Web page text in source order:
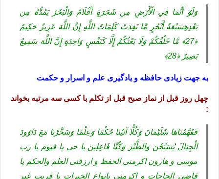
وَلَوْ أَنَّمَا فِي الْأَرْضِ مِن شَجَرَةٍ أَقْلَامٌ وَالْبَحْرُ يَمُدُّهُ مِن
بَعْدِهِسَبْعَةُ أَبْحُرٍ مَّا نَفِدَتْ كَلِمَاتُ اللَّهِ إِنَّ اللَّهَ عَزِيزٌ حَكِيمٌ
﴿27﴾ مَّا خَلْقُكُمْ وَلَا بَعْثُكُمْ إِلَّا كَنَفْسٍ وَاحِدَةٍ إِنَّ اللَّهَ سَمِيعٌ
بَصِيرٌ ﴿28﴾
به جهت زیادی حافظه و یادگیری علم و اسرار و حکمت
چهل روز قبل از نماز صبح قبل از تکلم با کسی سه مرتبه بخواند
:
فَفَهَّمْنَاهَا سُلَيْمَانَ وَكُلًّا آتَيْنَا حُكْمًا وَعِلْمًا وَسَخَّرْنَا مَعَ دَاوُودَ
الْجِبَالَ يُسَبِّحْنَ وَالطَّيْرَ وَكُنَّا فَاعِلِينَ یا حی یا قیوم یا رب
موسی و هارون اکرمنی الحفظ و ارزقنی العلم والحکم یا
قاضی الحاجات و اکرمنی بانواع الخیرات یا قریب غیر